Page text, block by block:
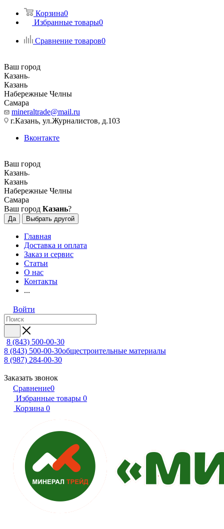
Корзина0
Избранные товары0
Сравнение товаров0
Ваш город
Казань
Казань
Набережные Челны
Самара
mineraltrade@mail.ru
г.Казань, ул.Журналистов, д.103
Вконтакте
Ваш город
Казань
Казань
Набережные Челны
Самара
Ваш город Казань?
Да Выбрать другой
Главная
Доставка и оплата
Заказ и сервис
Статьи
О нас
Контакты
...
Войти
8 (843) 500-00-30
8 (843) 500-00-30общестроительные материалы
8 (987) 284-00-30
Заказать звонок
Сравнение0
Избранные товары 0
Корзина 0